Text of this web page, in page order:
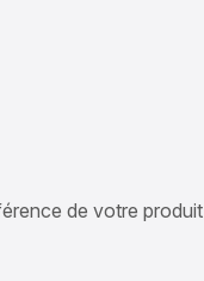
de votre produit